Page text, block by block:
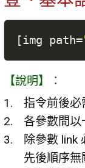
[img path=
【說明】：
指令前後必
各參數間以
除參數 link
先後順序無